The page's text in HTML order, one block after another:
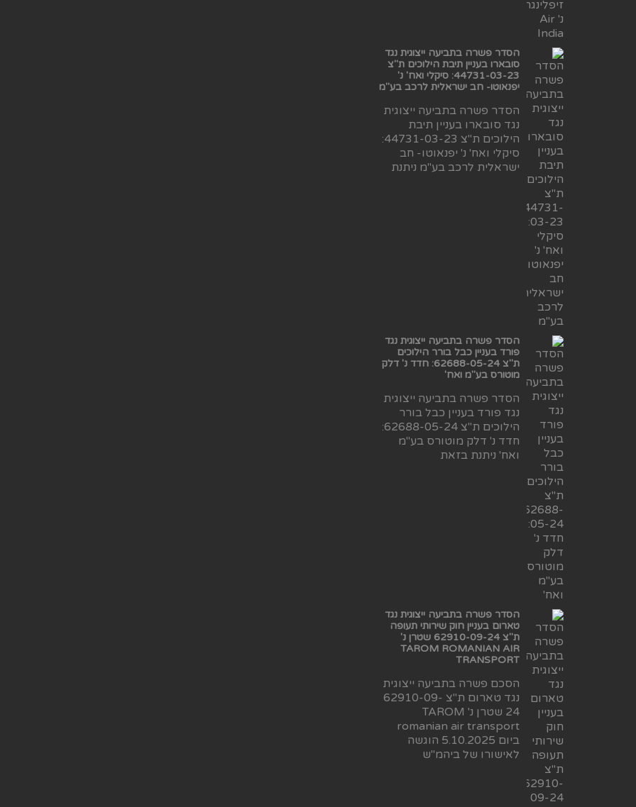
הסדר פשרה בתביעה ייצוגית נגד
סובארו בעניין תיבת הילוכים ת"צ
44731-03-23: סיקלי ואח' נ'
יפנאוטו- חב ישראלית לרכב בע"מ
הסדר פשרה בתביעה ייצוגית
נגד סובארו בעניין תיבת
הילוכים ת"צ 44731-03-23:
סיקלי ואח' נ' יפנאוטו- חב
ישראלית לרכב בע"מ ניתנת
הסדר פשרה בתביעה ייצוגית נגד
פורד בעניין כבל בורר הילוכים
ת"צ 62688-05-24: חדד נ' דלק
מוטורס בע"מ ואח'
הסדר פשרה בתביעה ייצוגית
נגד פורד בעניין כבל בורר
הילוכים ת"צ 62688-05-24:
חדד נ' דלק מוטורס בע"מ
ואח' ניתנת בזאת
הסדר פשרה בתביעה ייצוגית נגד
טארום בעניין חוק שירותי תעופה
ת"צ 62910-09-24 שטרן נ'
TAROM ROMANIAN AIR
TRANSPORT
הסכם פשרה בתביעה ייצוגית
נגד טארום ת"צ 62910-09-
24 שטרן נ' TAROM
romanian air transport
ביום 5.10.2025 הוגשה
לאישורו של ביהמ"ש